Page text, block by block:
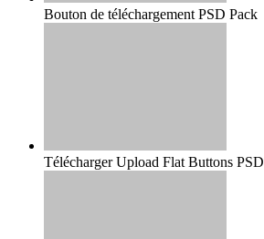
Bouton de téléchargement PSD Pack
Télécharger Upload Flat Buttons PSD